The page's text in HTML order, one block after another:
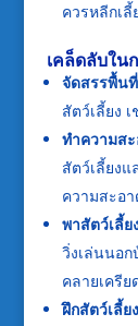
ควรหลีกเ
เคล็ดลับใน
จัดสรรพื้นที่
สัตว์เลี้ยง
ทำความส
สัตว์เลี้ยง
ความสะอ
พาสัตว์เลี้ย
วิ่งเล่นนอก
คลายเครีย
ฝึกสัตว์เลี้ยง